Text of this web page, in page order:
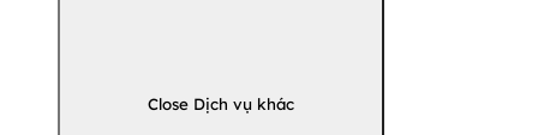
Close Dịch vụ khác